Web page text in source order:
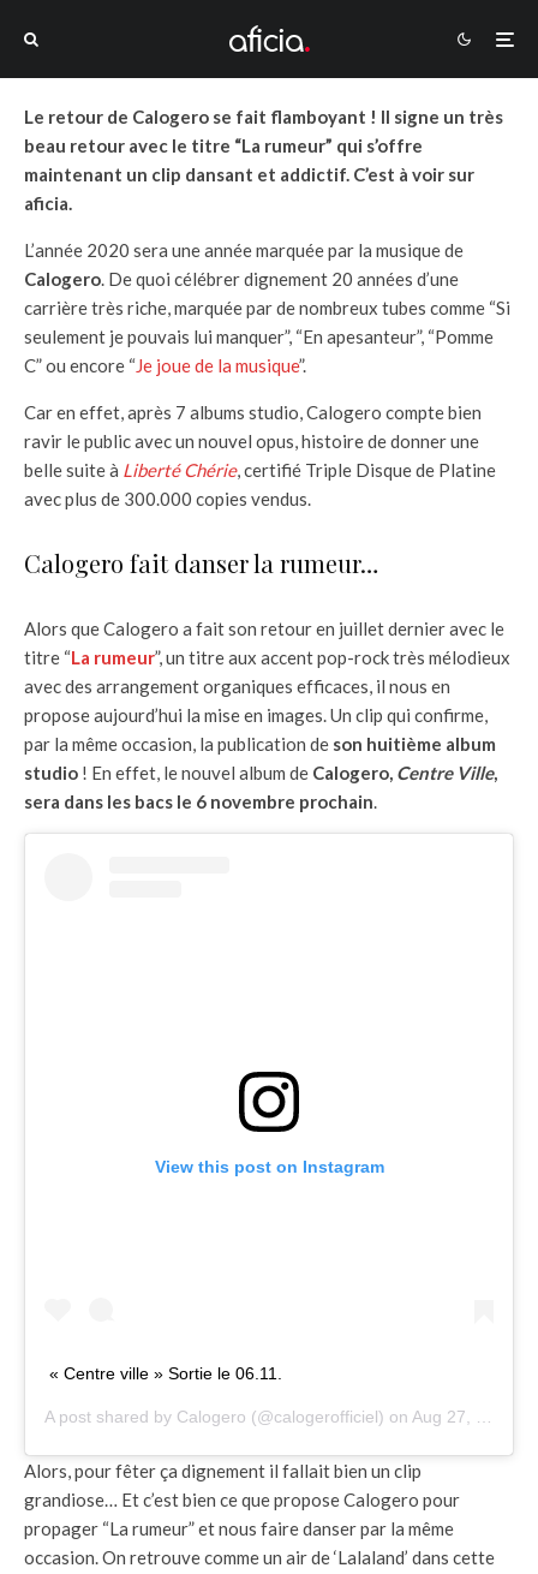
Le retour de Calogero se fait flamboyant ! Il signe un très
beau retour avec le titre “La rumeur” qui s’offre
maintenant un clip dansant et addictif. C’est à voir sur
aficia.
L’année 2020 sera une année marquée par la musique de
Calogero. De quoi célébrer dignement 20 années d’une
carrière très riche, marquée par de nombreux tubes comme “Si
seulement je pouvais lui manquer”, “En apesanteur”, “Pomme
C” ou encore “Je joue de la musique”.
Car en effet, après 7 albums studio, Calogero compte bien
ravir le public avec un nouvel opus, histoire de donner une
belle suite à Liberté Chérie, certifié Triple Disque de Platine
avec plus de 300.000 copies vendus.
Calogero fait danser la rumeur…
Alors que Calogero a fait son retour en juillet dernier avec le
titre “La rumeur”, un titre aux accent pop-rock très mélodieux
avec des arrangement organiques efficaces, il nous en
propose aujourd’hui la mise en images. Un clip qui confirme,
par la même occasion, la publication de son huitième album
studio ! En effet, le nouvel album de Calogero, Centre Ville,
sera dans les bacs le 6 novembre prochain.
View this post on Instagram
« Centre ville » Sortie le 06.11.
A post shared by Calogero (@calogerofficiel) on Aug 27, 2020 at 6:00am PDT
Alors, pour fêter ça dignement il fallait bien un clip
grandiose… Et c’est bien ce que propose Calogero pour
propager “La rumeur” et nous faire danser par la même
occasion. On retrouve comme un air de ‘Lalaland’ dans cette